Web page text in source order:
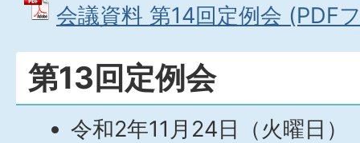
会議資料 第14回定例会 (PDF
第13回定例会
令和2年11月24日（火曜日）